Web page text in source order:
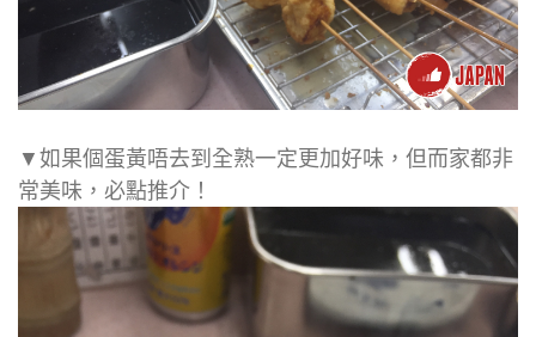
▼如果個蛋黃唔去到全熟一定更加好味，但而家都非
常美味，必點推介！